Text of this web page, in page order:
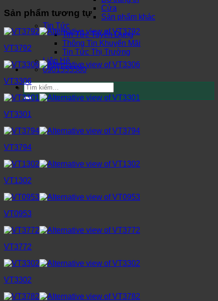
Cửa
Sản phẩm khác
Tin Tức
Tin Tức Tuyển Dụng
Thông Tin Khuyến Mãi
Tin Tức Thị Trường
Liên Hệ
0901555580
Tìm
kiếm:
Sản phẩm tương tự
VT3792
VT3306
VT3301
VT3794
VT1302
VT0953
VT3772
VT3302